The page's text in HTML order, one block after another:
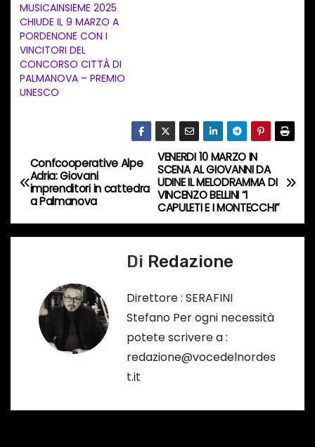
t
o
i
n
c
s
o
…
MUSICAINSIEME 2025
CHIUDE IL 9 MARZO A
PORDENONE CON I
VINCITORI DEL
CONCORSO CITTÀ DI
PALMANOVA – PREMIO
UNESCO
N
a
v
VENERDI 10 MARZO IN
SCENA AL GIOVANNI DA
UDINE IL MELODRAMMA DI
VINCENZO BELLINI “I
CAPULETI E I MONTECCHI”
Confcooperative Alpe
Adria: Giovani
imprenditori in cattedra
a Palmanova
Di Redazione
Direttore : SERAFINI
Stefano Per ogni necessità
potete scrivere a :
redazione@vocedelnordes
t.it